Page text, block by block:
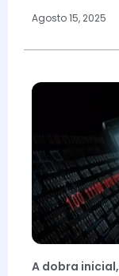
Agosto 15, 2025
A dobra inicial,